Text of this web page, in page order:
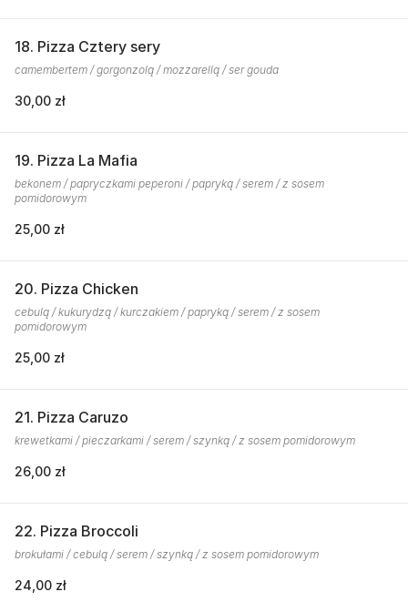
18. Pizza Cztery sery
camembertem / gorgonzolą / mozzarellą / ser gouda
30,00 zł
19. Pizza La Mafia
bekonem / papryczkami peperoni / papryką / serem / z sosem
pomidorowym
25,00 zł
20. Pizza Chicken
cebulą / kukurydzą / kurczakiem / papryką / serem / z sosem
pomidorowym
25,00 zł
21. Pizza Caruzo
krewetkami / pieczarkami / serem / szynką / z sosem pomidorowym
26,00 zł
22. Pizza Broccoli
brokułami / cebulą / serem / szynką / z sosem pomidorowym
24,00 zł